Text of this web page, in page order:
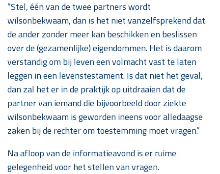
“Stel, één van de twee partners wordt
wilsonbekwaam, dan is het niet vanzelfsprekend dat
de ander zonder meer kan beschikken en beslissen
over de (gezamenlijke) eigendommen. Het is daarom
verstandig om bij leven een volmacht vast te laten
leggen in een levenstestament. Is dat niet het geval,
dan zal het er in de praktijk op uitdraaien dat de
partner van iemand die bijvoorbeeld door ziekte
wilsonbekwaam is geworden ineens voor alledaagse
zaken bij de rechter om toestemming moet vragen.”
Na afloop van de informatieavond is er ruime
gelegenheid voor het stellen van vragen.